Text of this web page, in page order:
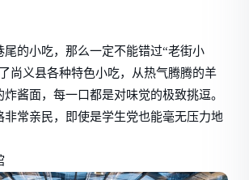
尾的小吃，那么一定不能错过“老街小
尚义县各种特色小吃，从热气腾腾的羊
酱面，每一口都是对味觉的极致挑逗。
非常亲民，即使是学生党也能毫无压力地